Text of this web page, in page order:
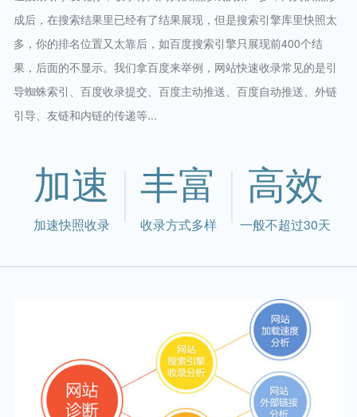
成后，在搜索结果里已经有了结果展现，但是搜索引擎库里快照太
多，你的排名位置又太靠后，如百度搜索引擎只展现前400个结
果，后面的不显示。我们拿百度来举例，网站快速收录常见的是引
导蜘蛛索引、百度收录提交、百度主动推送、百度自动推送、外链
引导、友链和内链的传递等...
加速
加速快照收录
丰富
收录方式多样
高效
一般不超过30天